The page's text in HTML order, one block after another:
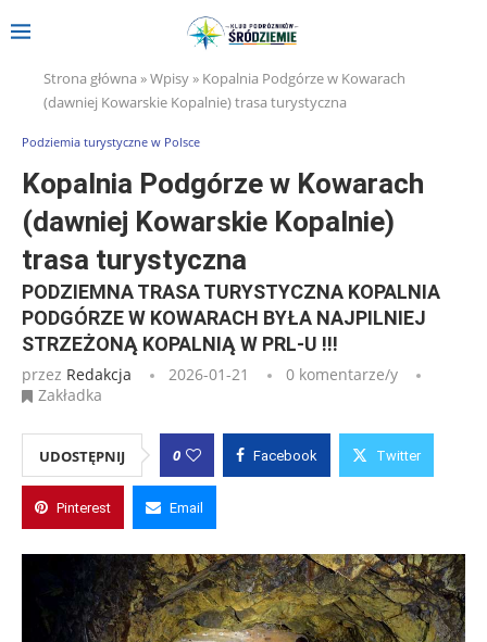
Strona główna »Wpisy» Kopalnia Podgórze w Kowarach
(dawniej Kowarskie Kopalnie) trasa turystyczna
Podziemia turystyczne w Polsce
Kopalnia Podgórze w Kowarach
(dawniej Kowarskie Kopalnie)
trasa turystyczna
PODZIEMNA TRASA TURYSTYCZNA KOPALNIA
PODGÓRZE W KOWARACH BYŁA NAJPILNIEJ
STRZEŻONĄ KOPALNIĄ W PRL-U !!!
przez Redakcja 2026-01-21
0 komentarze/y
Zakładka
UDOSTĘPNIJ 0 Facebook Twitter
Pinterest Email